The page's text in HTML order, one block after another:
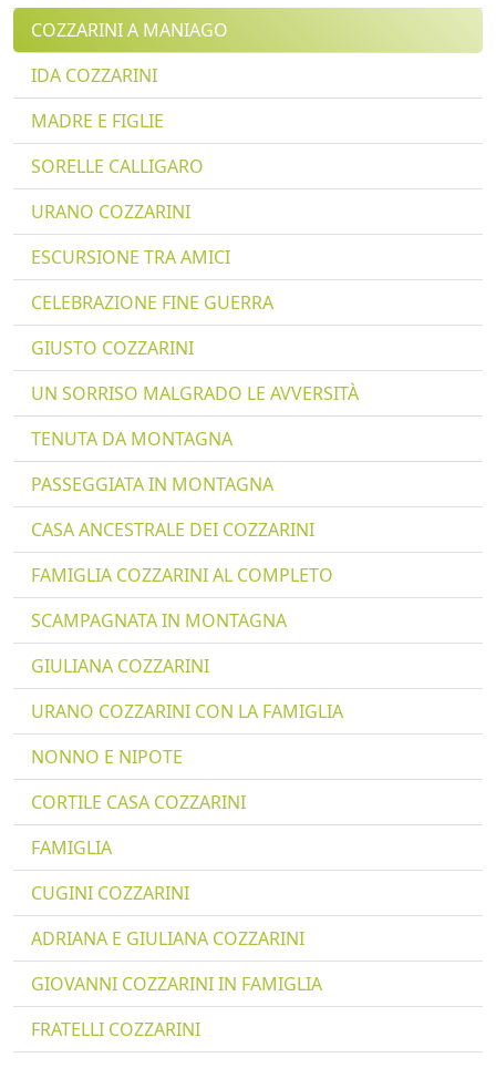
COZZARINI A MANIAGO
IDA COZZARINI
MADRE E FIGLIE
SORELLE CALLIGARO
URANO COZZARINI
ESCURSIONE TRA AMICI
CELEBRAZIONE FINE GUERRA
GIUSTO COZZARINI
UN SORRISO MALGRADO LE AVVERSITÀ
TENUTA DA MONTAGNA
PASSEGGIATA IN MONTAGNA
CASA ANCESTRALE DEI COZZARINI
FAMIGLIA COZZARINI AL COMPLETO
SCAMPAGNATA IN MONTAGNA
GIULIANA COZZARINI
URANO COZZARINI CON LA FAMIGLIA
NONNO E NIPOTE
CORTILE CASA COZZARINI
FAMIGLIA
CUGINI COZZARINI
ADRIANA E GIULIANA COZZARINI
GIOVANNI COZZARINI IN FAMIGLIA
FRATELLI COZZARINI